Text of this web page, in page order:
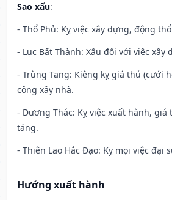
Sao xấu:
- Thổ Phủ: Kỵ việc xây dựng, động
- Lục Bất Thành: Xấu đối với việc xây
- Trùng Tang: Kiêng kỵ giá thú (cưới
công xây nhà.
- Dương Thác: Kỵ việc xuất hành, giá
táng.
- Thiên Lao Hắc Đạo: Kỵ mọi việc đại
Hướng xuất hành